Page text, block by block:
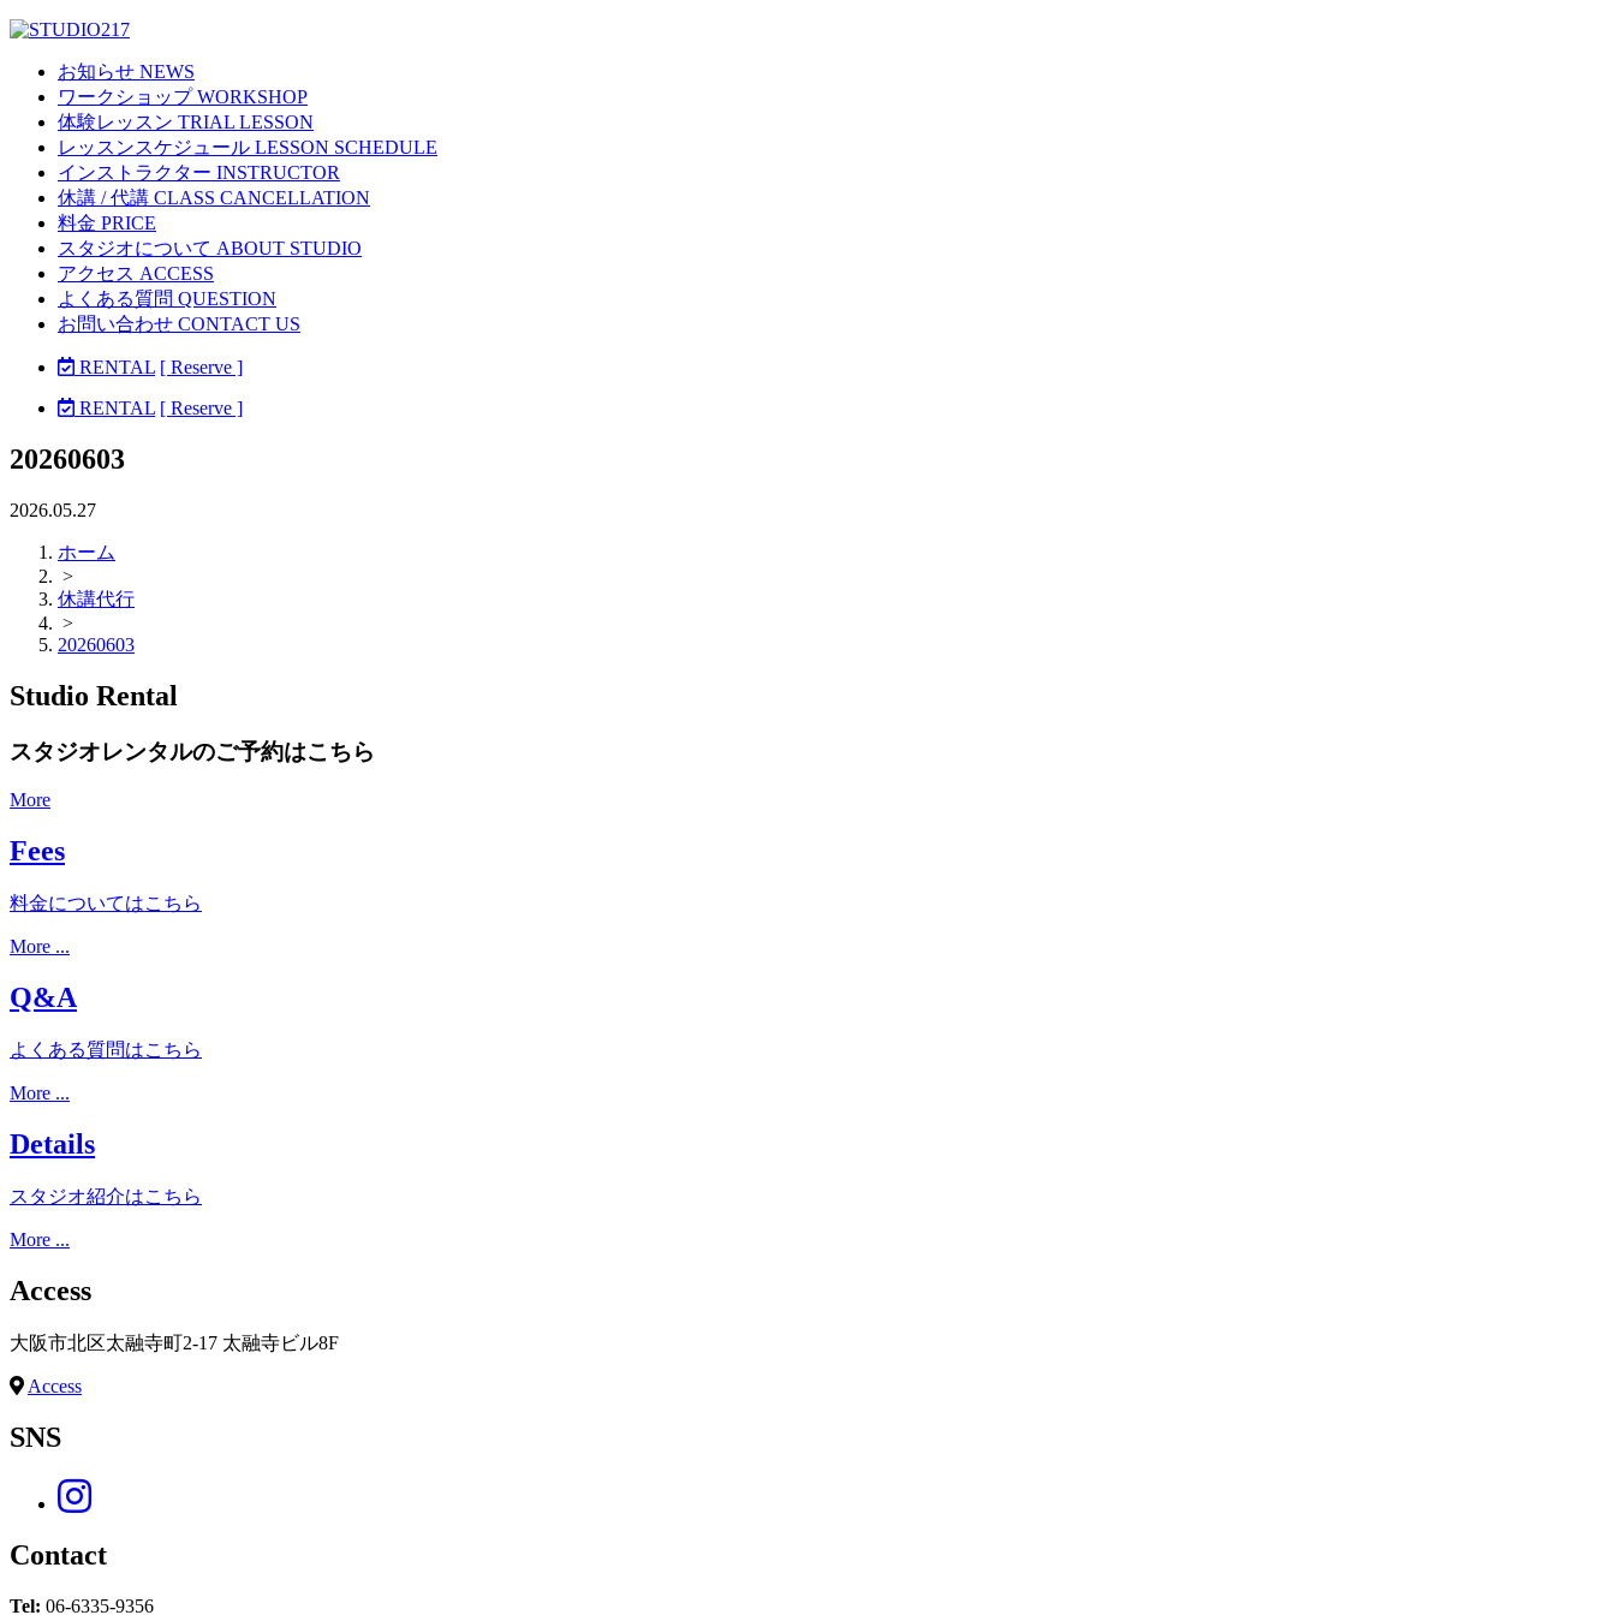
お知らせ NEWS
ワークショップ WORKSHOP
体験レッスン TRIAL LESSON
レッスンスケジュール LESSON SCHEDULE
インストラクター INSTRUCTOR
休講 / 代講 CLASS CANCELLATION
料金 PRICE
スタジオについて ABOUT STUDIO
アクセス ACCESS
よくある質問 QUESTION
お問い合わせ CONTACT US
RENTAL [ Reserve ]
RENTAL [ Reserve ]
20260603
2026.05.27
ホーム
>
休講代行
>
20260603
Studio Rental
スタジオレンタルのご予約はこちら
More
Fees
料金についてはこちら
More ...
Q&A
よくある質問はこちら
More ...
Details
スタジオ紹介はこちら
More ...
Access
大阪市北区太融寺町2-17 太融寺ビル8F
Access
SNS
Contact
Tel: 06-6335-9356